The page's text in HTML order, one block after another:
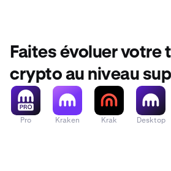
Faites évoluer votre
crypto au niveau
Pro Kraken Krak Desktop